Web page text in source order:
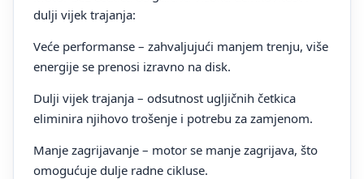
dulji vijek trajanja:
Veće performanse – zahvaljujući manjem trenju, više
energije se prenosi izravno na disk.
Dulji vijek trajanja – odsutnost ugljičnih četkica
eliminira njihovo trošenje i potrebu za zamjenom.
Manje zagrijavanje – motor se manje zagrijava, što
omogućuje dulje radne cikluse.